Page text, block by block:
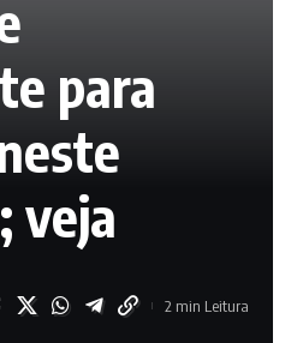
para
veja
2 min Leitura